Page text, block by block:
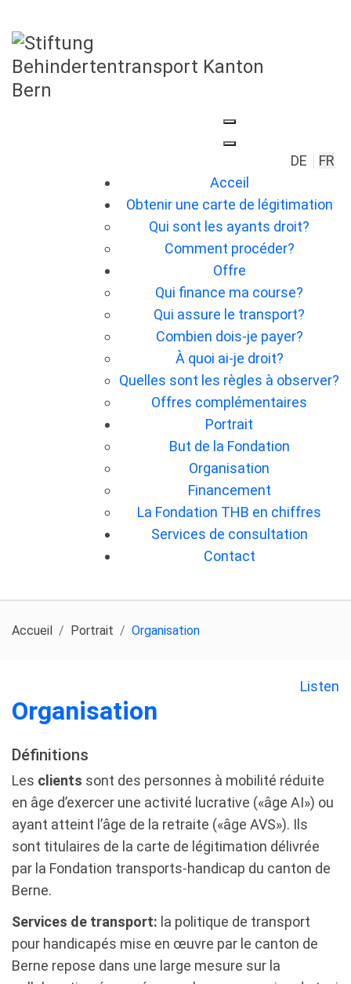
DE
FR
Acceil
Obtenir une carte de légitimation
Qui sont les ayants droit?
Comment procéder?
Offre
Qui finance ma course?
Qui assure le transport?
Combien dois-je payer?
À quoi ai-je droit?
Quelles sont les règles à observer?
Offres complémentaires
Portrait
But de la Fondation
Organisation
Financement
La Fondation THB en chiffres
Services de consultation
Contact
Accueil Portrait Organisation
Listen
Organisation
Définitions
Les clients sont des personnes à mobilité réduite
en âge d’exercer une activité lucrative («âge AI») ou
ayant atteint l’âge de la retraite («âge AVS»). Ils
sont titulaires de la carte de légitimation délivrée
par la Fondation transports-handicap du canton de
Berne.
Services de transport: la politique de transport
pour handicapés mise en œuvre par le canton de
Berne repose dans une large mesure sur la